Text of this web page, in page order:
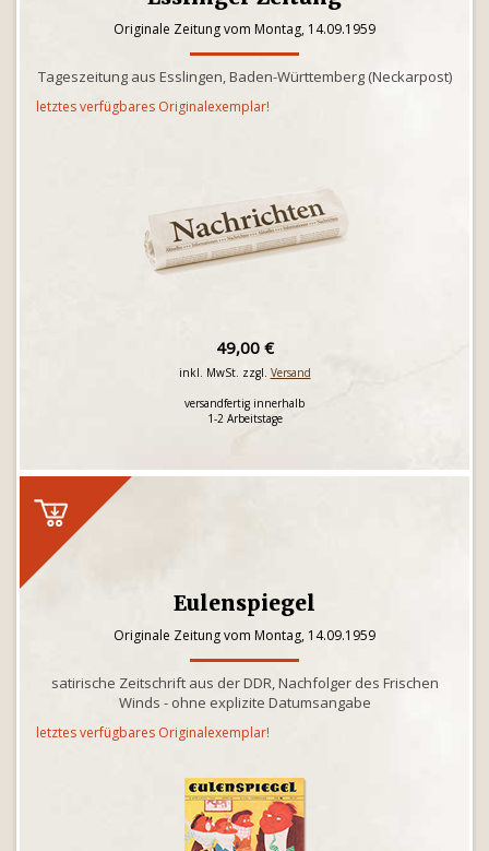
Originale Zeitung vom Montag, 14.09.1959
Tageszeitung aus Esslingen, Baden-Württemberg (Neckarpost)
letztes verfügbares Originalexemplar!
49,00 €
inkl. MwSt. zzgl. Versand
versandfertig innerhalb
1-2 Arbeitstage
Eulenspiegel
Originale Zeitung vom Montag, 14.09.1959
satirische Zeitschrift aus der DDR, Nachfolger des Frischen
Winds - ohne explizite Datumsangabe
letztes verfügbares Originalexemplar!